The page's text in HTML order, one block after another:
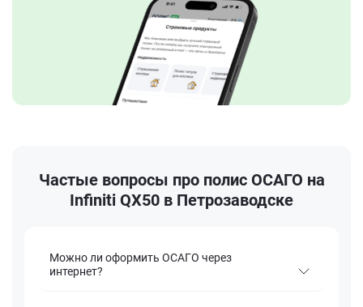
Частые вопросы про полис ОСАГО на
Infiniti QX50 в Петрозаводске
Можно ли оформить ОСАГО через
интернет?